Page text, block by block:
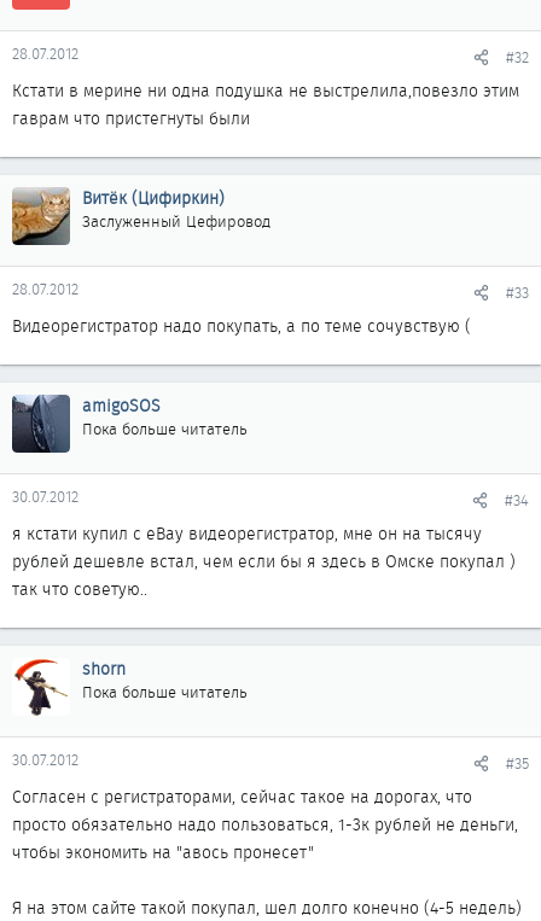
28.07.2012 #32
Кстати в мерине ни одна подушка не выстрелила,повезло этим
гаврам что пристегнуты были
Витёк (Цифиркин)
Заслуженный Цефировод
28.07.2012 #33
Видеорегистратор надо покупать, а по теме сочувствую (
amigoSOS
Пока больше читатель
30.07.2012 #34
я кстати купил с eBay видеорегистратор, мне он на тысячу
рублей дешевле встал, чем если бы я здесь в Омске покупал )
так что советую..
shorn
Пока больше читатель
30.07.2012 #35
Согласен с регистраторами, сейчас такое на дорогах, что
просто обязательно надо пользоваться, 1-3к рублей не деньги,
чтобы экономить на "авось пронесет"
Я на этом сайте такой покупал, шел долго конечно (4-5 недель)